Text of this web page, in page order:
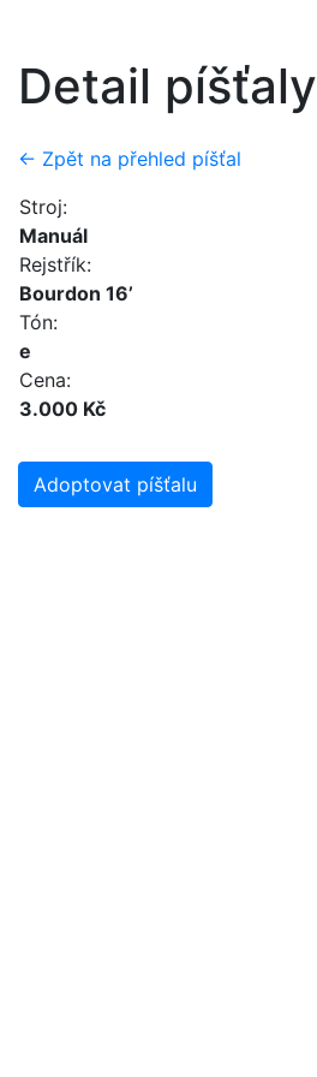
Detail píšťaly
← Zpět na přehled píšťal
Stroj:
Manuál
Rejstřík:
Bourdon 16’
Tón:
e
Cena:
3.000 Kč
Adoptovat píšťalu